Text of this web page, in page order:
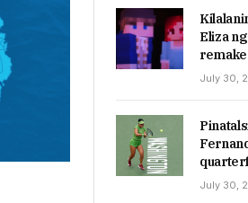
Eliza
remake
July 30,
July 30,